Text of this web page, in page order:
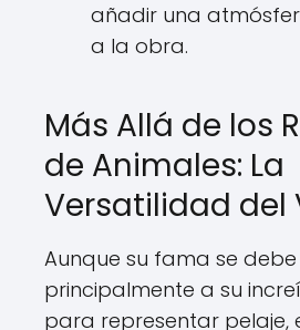
añadir una
a la obra.
Más Allá de los
de Animales: La
Versatilidad del
Aunque su fama se debe
principalmente a su
para representar pelaje,